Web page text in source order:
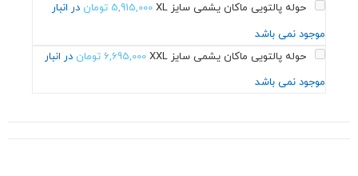
حوله پالتویی ماکان یشمی سایز XL
5,915,000 تومان در انبار
موجود نمی باشد
حوله پالتویی ماکان یشمی سایز XXL
6,695,000 تومان در انبار
موجود نمی باشد